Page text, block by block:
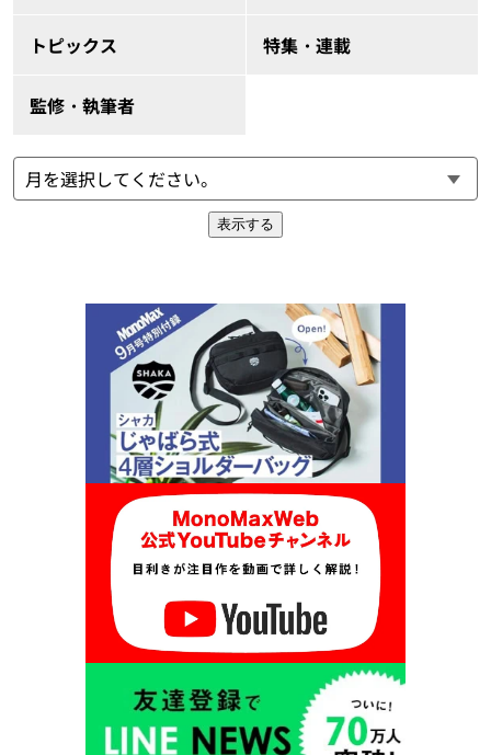
トピックス 特集・連載
監修・執筆者
表示する